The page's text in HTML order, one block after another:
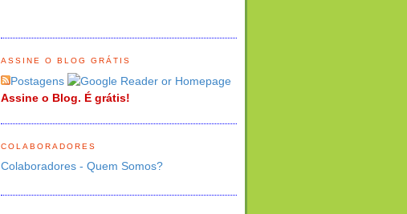
ASSINE O BLOG GRÁTIS
Postagens
Assine o Blog. É grátis!
COLABORADORES
Colaboradores - Quem Somos?